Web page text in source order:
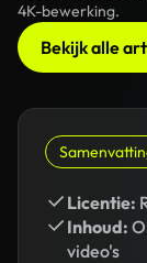
4K-bewerking.
Bekijk alle
Licentie:
Inhoud:
video's